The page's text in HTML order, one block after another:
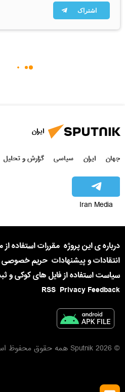
اشتراک
ایران
جهان ایران سیاسی گزارش و تحلیل
Iran Media
درباره ی این پروژه مقررات استفاده
انتقادات و پیشنهادات حریم خصوصی
سیاست استفاده از فایل های کوکی و
Privacy Feedback
RSS
© 2026 Sputnik همه حقوق محفوظ است 18+